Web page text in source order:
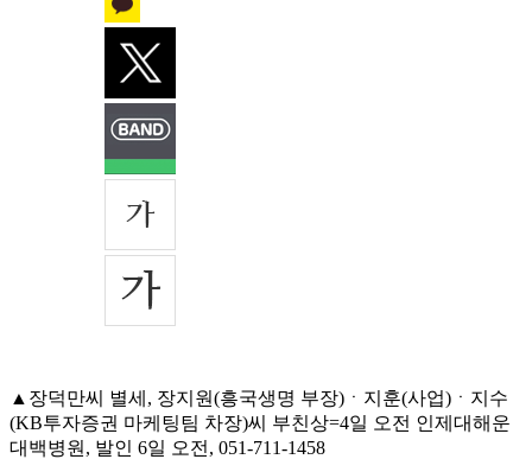
▲장덕만씨 별세, 장지원(흥국생명 부장)ㆍ지훈(사업)ㆍ지수
(KB투자증권 마케팅팀 차장)씨 부친상=4일 오전 인제대해운
대백병원, 발인 6일 오전, 051-711-1458